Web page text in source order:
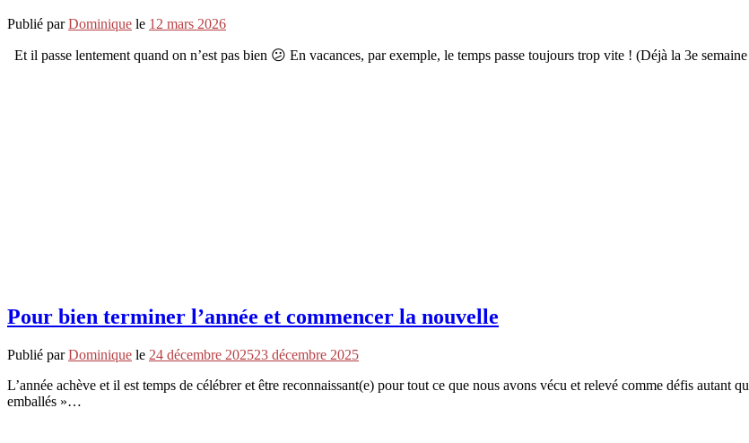
Publié parDominique le 12 mars 2026
Et il passe lentement quand on n’est pas bien 😕 En vacances, par exemple, le temps passe toujours trop vite ! (Déjà la 3e
Pour bien terminer l’année et commencer la nouvelle
Publié parDominique le 24 décembre 202523 décembre 2025
L’année achève et il est temps de célébrer et être reconnaissant(e) pour tout ce que nous avons vécu et relevé comme défis autant
emballés »…